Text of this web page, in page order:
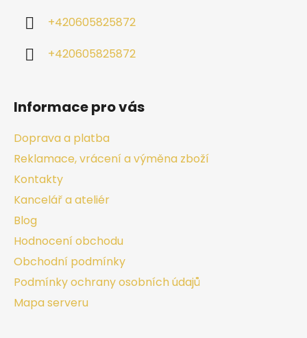
+420605825872
+420605825872
Informace pro vás
Doprava a platba
Reklamace, vrácení a výměna zboží
Kontakty
Kancelář a ateliér
Blog
Hodnocení obchodu
Obchodní podmínky
Podmínky ochrany osobních údajů
Mapa serveru